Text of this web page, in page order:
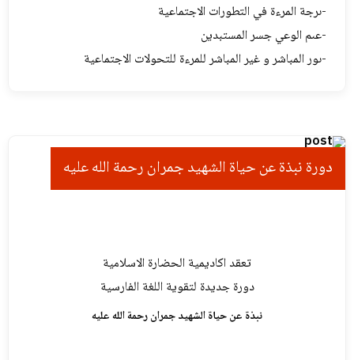
-ىرجة المرءة في التطورات الاجتماعية
-عىم الوعي جسر المستبدين
-ىور المباشر و غير المباشر للمرءة للتحولات الاجتماعية
دورة نبذة عن حياة الشهید جمران رحمة الله علیه
تعقد اكاديمية الحضارة الاسلامية
دورة جديدة لتقوية اللغة الفارسية
نبذة عن حياة الشهید جمران رحمة الله علیه